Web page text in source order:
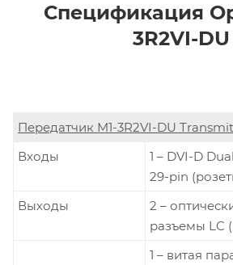
Спецификация
3R2VI-DU
Передатчик M1-3R2VI-DU
Входы
1 – DVI-D
29-pin
Выходы
2 –
разъемы LC
1 – витая